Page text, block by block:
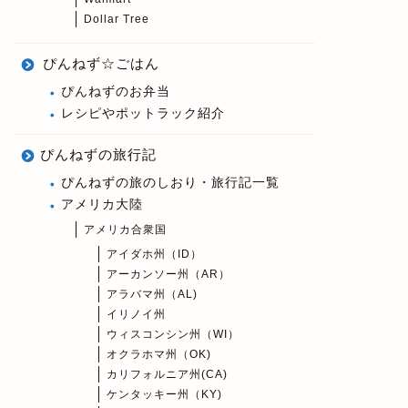
Dollar Tree
ぴんねず☆ごはん
ぴんねずのお弁当
レシピやポットラック紹介
ぴんねずの旅行記
ぴんねずの旅のしおり・旅行記一覧
アメリカ大陸
アメリカ合衆国
アイダホ州（ID）
アーカンソー州（AR）
アラバマ州（AL)
イリノイ州
ウィスコンシン州（WI）
オクラホマ州（OK)
カリフォルニア州(CA)
ケンタッキー州（KY)